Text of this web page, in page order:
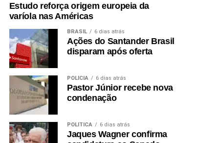
Estudo reforça origem europeia da
varíola nas Américas
BRASIL 6 dias atrás
Ações do Santander Brasil
disparam após oferta
POLÍCIA 6 dias atrás
Pastor Júnior recebe nova
condenação
POLÍTICA 6 dias atrás
Jaques Wagner confirma